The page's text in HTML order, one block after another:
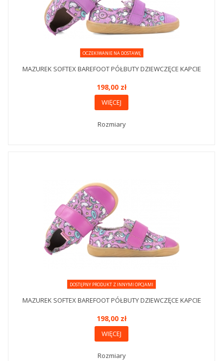
OCZEKIWANIE NA DOSTAWĘ
MAZUREK SOFTEX BAREFOOT PÓŁBUTY DZIEWCZĘCE KAPCIE
198,00 zł
WIĘCEJ
Rozmiary
DOSTĘPNY PRODUKT Z INNYMI OPCJAMI
MAZUREK SOFTEX BAREFOOT PÓŁBUTY DZIEWCZĘCE KAPCIE
198,00 zł
WIĘCEJ
Rozmiary